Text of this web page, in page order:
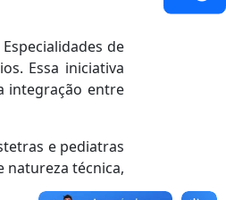
de
Essa iniciativa
integração entre
e pediatras
natureza técnica,